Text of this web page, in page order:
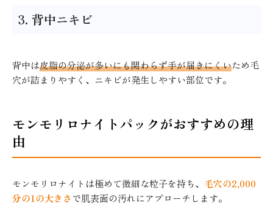
3. 背中ニキビ
背中は皮脂の分泌が多いにも関わらず手が届きにくいため毛
穴が詰まりやすく、ニキビが発生しやすい部位です。
モンモリロナイトパックがおすすめの理
由
モンモリロナイトは極めて微細な粒子を持ち、 毛穴の2,000
分の1の大きさ で肌表面の汚れにアプローチします。